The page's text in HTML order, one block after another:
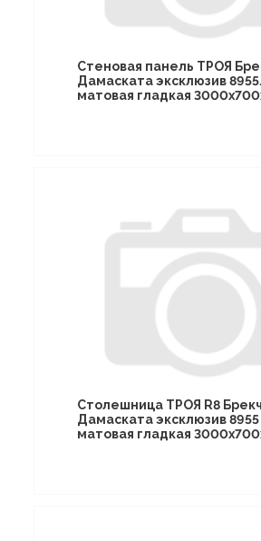
Стеновая панель ТРОЯ
Дамаската эксклюзив
матовая гладкая
Столешница ТРОЯ R8
Дамаската эксклюзив 8955
матовая гладкая